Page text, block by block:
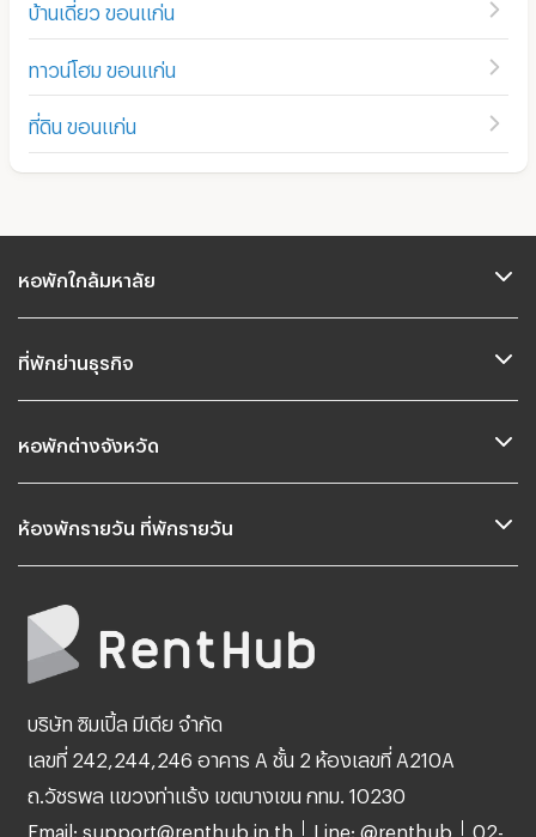
บ้านเดี่ยว ขอนแก่น
ทาวน์โฮม ขอนแก่น
ที่ดิน ขอนแก่น
หอพักใกล้มหาลัย
ที่พักย่านธุรกิจ
หอพักต่างจังหวัด
ห้องพักรายวัน ที่พักรายวัน
บริษัท ซิมเปิ้ล มีเดีย จำกัด
เลขที่ 242,244,246 อาคาร A ชั้น 2 ห้องเลขที่ A210A
ถ.วัชรพล แขวงท่าแร้ง เขตบางเขน กทม. 10230
Email: support@renthub.in.th Line: @renthub 02-